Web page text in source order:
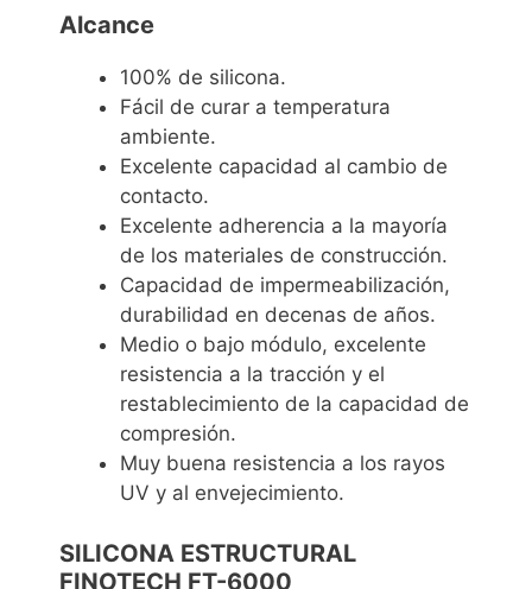
Alcance
100% de silicona.
Fácil de curar a temperatura
ambiente.
Excelente capacidad al cambio de
contacto.
Excelente adherencia a la mayoría
de los materiales de construcción.
Capacidad de impermeabilización,
durabilidad en decenas de años.
Medio o bajo módulo, excelente
resistencia a la tracción y el
restablecimiento de la capacidad de
compresión.
Muy buena resistencia a los rayos
UV y al envejecimiento.
SILICONA ESTRUCTURAL
FINOTECH FT-6000